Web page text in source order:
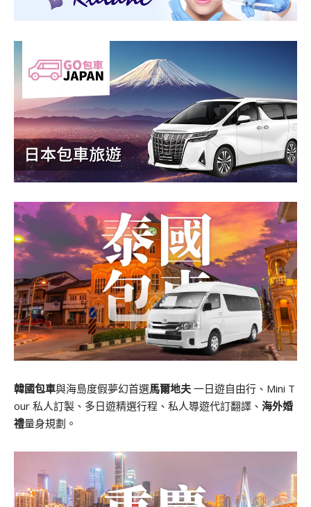
韓國包車與海島度假夢幻首選馬爾地夫 一日遊自由行、Mini T
our 私人訂製、多日遊精選行程、私人導遊代訂翻譯、 海外婚
禮量身規劃。